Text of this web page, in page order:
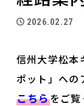
2026.02.27
信州大学松本
ポット」への
こちらをご覧